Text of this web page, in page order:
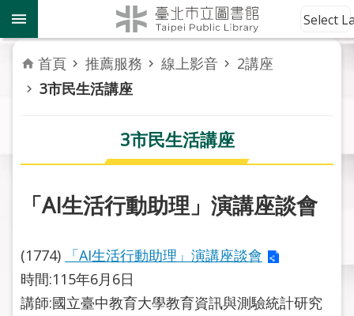
跳到主要內容區塊
到
館
資
訊
務
活
報
導
關
Select
首頁 推薦服務 線上影音
2講座
3市民生活講座
3市民生活講座
「AI生活行動助理」演講座談會
(1774)
「AI生活行動助理」演講座談會
時間:115年6月6日
講師:國立臺中教育大學教育資訊與測驗統計研究